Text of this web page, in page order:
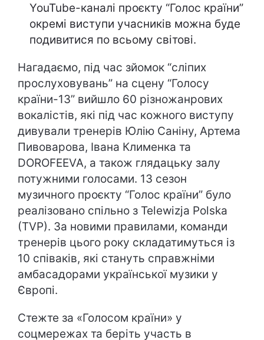
YouTube-каналі проєкту “Голос країни”
окремі виступи учасників можна буде
подивитися по всьому світові.
Нагадаємо, під час зйомок “сліпих
прослуховувань” на сцену “Голосу
країни-13” вийшло 60 різножанрових
вокалістів, які під час кожного виступу
дивували тренерів Юлію Саніну, Артема
Пивоварова, Івана Клименка та
DOROFEEVA, а також глядацьку залу
потужними голосами. 13 сезон
музичного проєкту “Голос країни” було
реалізовано спільно з Telewizja Polska
(TVP). За новими правилами, команди
тренерів цього року складатимуться із
10 співаків, які стануть справжніми
амбасадорами української музики у
Європі.
Стежте за «Голосом країни» у
соцмережах та беріть участь в